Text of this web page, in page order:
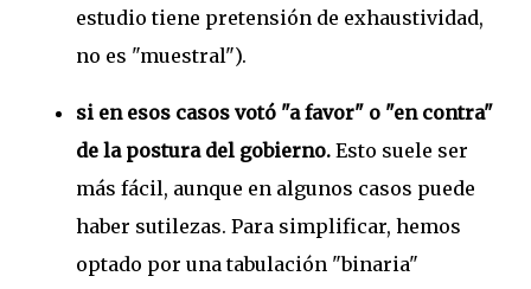
estudio tiene pretensión de exhaustividad,
no es "muestral").
si en esos casos votó "a favor" o "en contra"
de la postura del gobierno. Esto suele ser
más fácil, aunque en algunos casos puede
haber sutilezas. Para simplificar, hemos
optado por una tabulación "binaria"